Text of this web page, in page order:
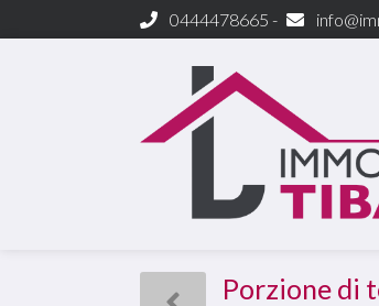
0444478665 -
Porzione di